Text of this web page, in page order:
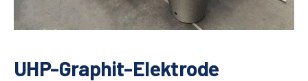
UHP-Graphit-Elektrode